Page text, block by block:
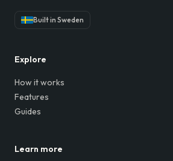
Built in Sweden
Explore
How it works
Features
Guides
Learn more